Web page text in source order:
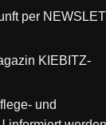
per
KIEBITZ-
und